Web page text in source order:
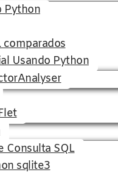
Python
comparados
Usando Python
Consulta SQL
sqlite3